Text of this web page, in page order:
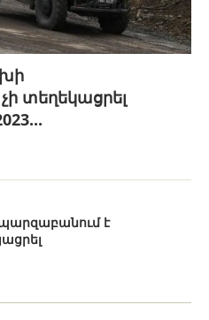
տեղեկացրել
է